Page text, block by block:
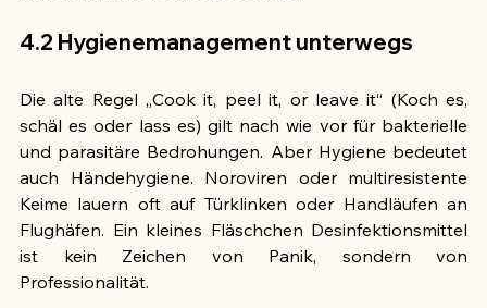
4.2 Hygienemanagement unterwegs
Die alte Regel „Cook it, peel it, or leave it“ (Koch es,
schäl es oder lass es) gilt nach wie vor für bakterielle
und parasitäre Bedrohungen. Aber Hygiene bedeutet
auch Händehygiene. Noroviren oder multiresistente
Keime lauern oft auf Türklinken oder Handläufen an
Flughäfen. Ein kleines Fläschchen Desinfektionsmittel
ist kein Zeichen von Panik, sondern von
Professionalität.